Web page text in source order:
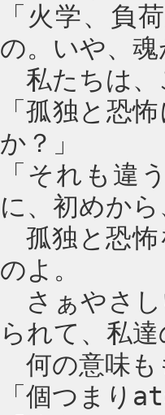
「火学、負
の。いや、
私たちは、
「孤独と恐
か？」
「それも違
に、初めから
孤独と恐怖
のよ。
さぁやさし
られて、私
何の意味も
「個つまり